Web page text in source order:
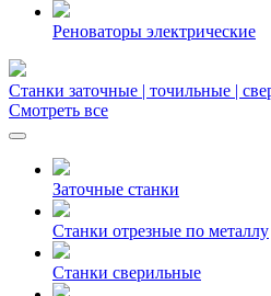
Реноваторы электрические
Станки заточные | точильные |
Смотреть все
Заточные станки
Станки отрезные по металлу
Станки сверильные